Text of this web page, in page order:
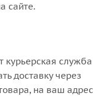
сайте.
курьерская служба
доставку через
на ваш адрес